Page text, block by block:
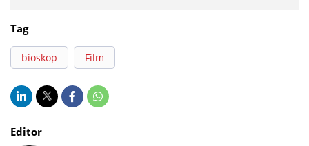
Tag
bioskop Film
Editor